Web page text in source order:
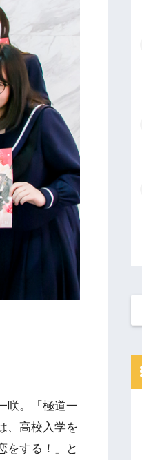
咲。「極道一
、高校入学を
をする！」と